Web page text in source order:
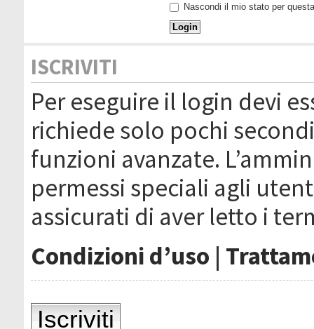
Nascondi il mio stato per
ISCRIVITI
Per eseguire il login devi
richiede solo pochi
funzioni avanzate.
permessi speciali agli
assicurati di aver letto i
Condizioni d’uso |
Iscriviti